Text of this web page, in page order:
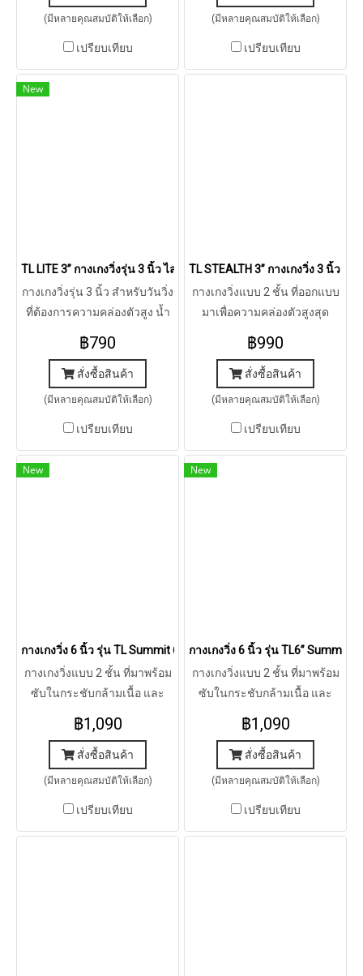
(มีหลายคุณสมบัติให้เลือก)
เปรียบเทียบ
(มีหลายคุณสมบัติให้เลือก)
เปรียบเทียบ
New
TL LITE 3” กางเกงวิ่งรุ่น 3 นิ้ว ไลท์
กางเกงวิ่งรุ่น 3 นิ้ว สำหรับวันวิ่ง
ที่ต้องการความคล่องตัวสูง น้ำ
ร้อนได้ดี
฿790
สั่งซื้อสินค้า
(มีหลายคุณสมบัติให้เลือก)
เปรียบเทียบ
TL STEALTH 3” กางเกงวิ่ง 3 นิ้ว รุ่
กางเกงวิ่งแบบ 2 ชั้น ที่ออกแบบ
มาเพื่อความคล่องตัวสูงสุด
วิ่ง
฿990
สั่งซื้อสินค้า
(มีหลายคุณสมบัติให้เลือก)
เปรียบเทียบ
New
กางเกงวิ่ง 6 นิ้ว รุ่น TL Summit 6” (YELLOW SKY)
กางเกงวิ่งแบบ 2 ชั้น ที่มาพร้อม
ซับในกระชับกล้ามเนื้อ และ
จำเป็น
฿1,090
สั่งซื้อสินค้า
(มีหลายคุณสมบัติให้เลือก)
เปรียบเทียบ
New
กางเกงวิ่ง 6 นิ้ว รุ่น TL6” Summit
กางเกงวิ่งแบบ 2 ชั้น ที่มาพร้อม
ซับในกระชับกล้ามเนื้อ และ
จำเป็น
฿1,090
สั่งซื้อสินค้า
(มีหลายคุณสมบัติให้เลือก)
เปรียบเทียบ